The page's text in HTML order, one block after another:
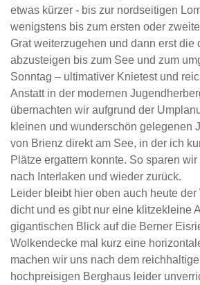
etwas kürzer - bis zur nordseitigen
wenigstens bis zum ersten oder
Grat weiterzugehen und dann erst die
abzusteigen bis zum See und zum
Sonntag – ultimativer Knietest und
Anstatt in der modernen
übernachten wir aufgrund der
kleinen und wunderschön gelegenen
von Brienz direkt am See, in der ich
Plätze ergattern konnte. So sparen
nach Interlaken und wieder zurück.
Leider bleibt hier oben auch heute
dicht und es gibt nur eine klitzekleine
gigantischen Blick auf die Berner
Wolkendecke mal kurz eine
machen wir uns nach dem
hochpreisigen Berghaus leider